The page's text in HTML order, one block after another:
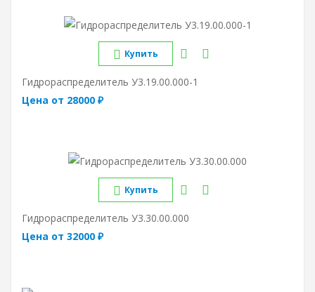
Купить
Гидрораспределитель У3.19.00.000-1
Цена от 28000 ₽
Купить
Гидрораспределитель У3.30.00.000
Цена от 32000 ₽